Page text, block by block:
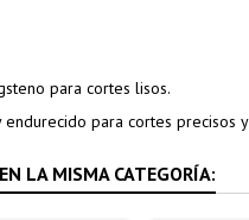
para cortes lisos.
para cortes precisos
LA MISMA CATEGORÍA: